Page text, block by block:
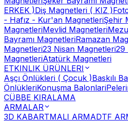
ERKEK )Diş Magnetleri ( KIZ )
- Hafız - Kur'an MagnetleriŞehir
MagnetleriMevlid Magnetleri
Bayramı MagnetleriRamazan
Magnetleri23 Nisan Magnetleri29
MagnetleriAtatürk Magnetleri
ETKINLIK ÜRÜNLERI
Aşçı Önlükleri ( Çocuk )Baskılı
ÖnlükleriKonuşma Balonlari
CÜBBE KIRALAMA
ARMALAR
3D KABARTMALI ARMADTF